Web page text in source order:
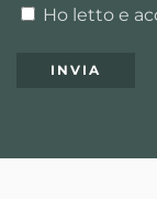
Consenso
Ho letto e